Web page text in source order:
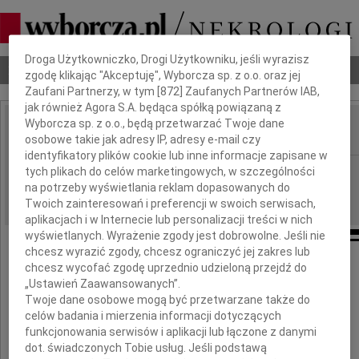
Nekrologi Odeszli Poradnik pogrzebowy
IMIĘ I NAZWISKO:
REGION: Radom
DATA EMISJI: 19.04.2018
Naszej Koleżance
Ewie Witkowskiej
serdeczne wyrazy współczucia
Dbamy o Twoją prywatność
Droga Użytkowniczko, Drogi Użytkowniku, jeśli wyrazisz
zgodę klikając "Akceptuję", Wyborcza sp. z o.o. oraz jej
Zaufani Partnerzy, w tym [872 ] Zaufanych Partnerów IAB,
jak również Agora S.A. będąca spółką powiązaną z
Wyborcza sp. z o.o., będą przetwarzać Twoje dane
osobowe takie jak adresy IP, adresy e-mail czy
identyfikatory plików cookie lub inne informacje zapisane w
tych plikach do celów marketingowych, w szczególności
na potrzeby wyświetlania reklam dopasowanych do
Twoich zainteresowań i preferencji w swoich serwisach,
aplikacjach i w Internecie lub personalizacji treści w nich
wyświetlanych. Wyrażenie zgody jest dobrowolne. Jeśli nie
chcesz wyrazić zgody, chcesz ograniczyć jej zakres lub
chcesz wycofać zgodę uprzednio udzieloną przejdź do
„Ustawień Zaawansowanych”.
Twoje dane osobowe mogą być przetwarzane także do
celów badania i mierzenia informacji dotyczących
funkcjonowania serwisów i aplikacji lub łączone z danymi
dot. świadczonych Tobie usług. Jeśli podstawą